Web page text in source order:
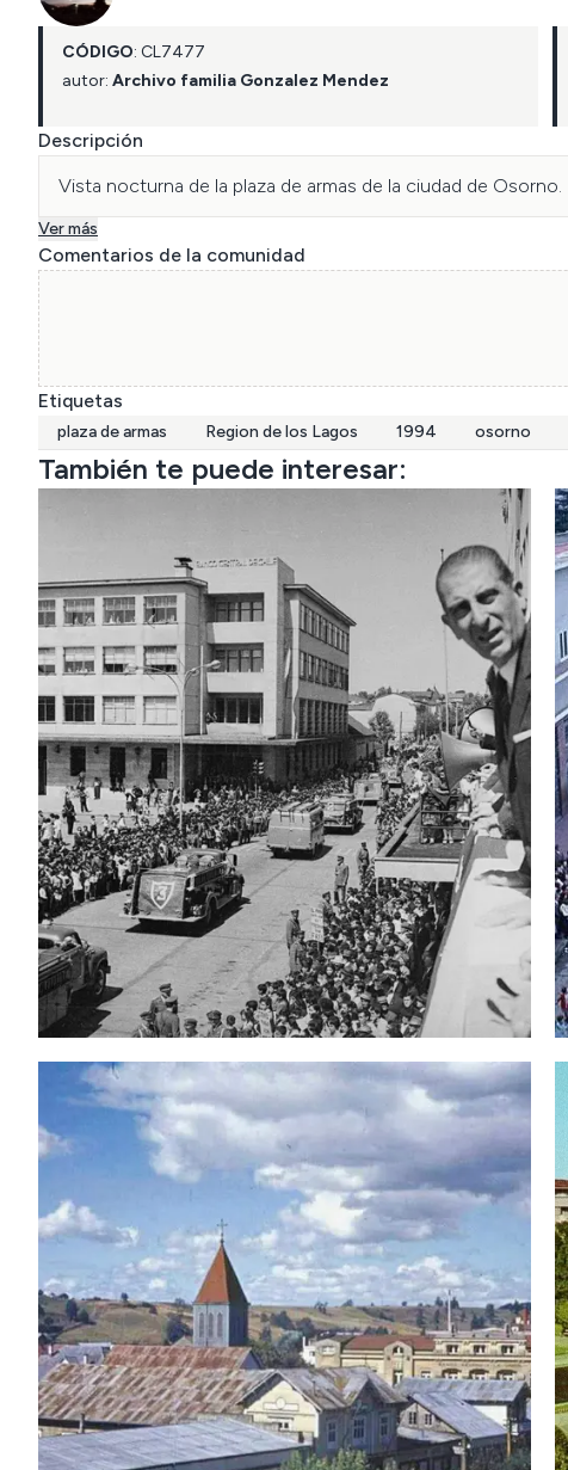
CÓDIGO: CL7477
autor: Archivo familia Gonzalez Mendez
Descripción
Vista nocturna de la plaza de armas de la ciudad de Osorno.
Ver más
Comentarios de la comunidad
Etiquetas
plaza de armas Region de los Lagos 1994 osorno
También te puede interesar: